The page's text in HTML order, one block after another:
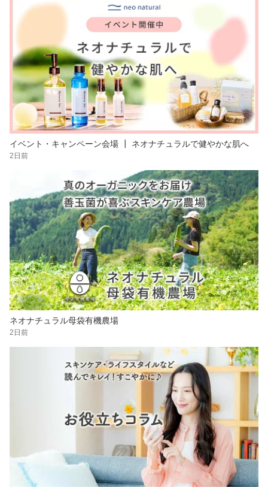
イベント・キャンペーン会場 ┃ ネオナチュラルで健やかな肌へ
2日前
ネオナチュラル母袋有機農場
2日前